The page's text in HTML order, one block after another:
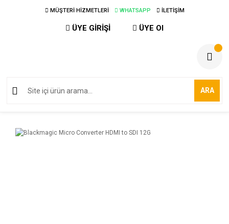
MÜŞTERİ HİZMETLERİ WHATSAPP İLETİŞİM
ÜYE GİRİŞİ ÜYE Ol
ARA